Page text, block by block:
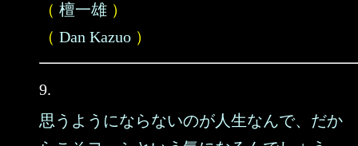
（ 檀一雄 ）
（ Dan Kazuo ）
9.
思うようにならないのが人生なんで、だか